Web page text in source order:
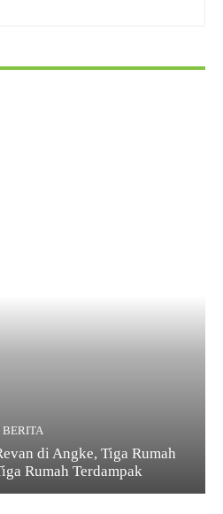
BERITA
di Angke, Tiga Rumah
Rumah Terdampak